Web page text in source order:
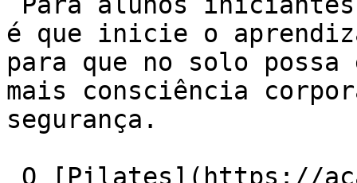
é que inicie o
para que no solo
mais consciência
segurança.